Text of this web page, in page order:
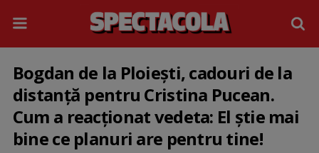
Bogdan de la Ploiești, cadouri de la
distanță pentru Cristina Pucean.
Cum a reacționat vedeta: El știe mai
bine ce planuri are pentru tine!